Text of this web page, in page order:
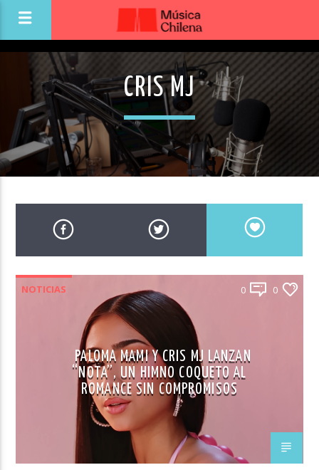
CRIS MJ
NOTICIAS 0 0
PALOMA MAMI Y CRIS MJ LANZAN
“NOTA”, UN HIMNO COQUETO AL
ROMANCE SIN COMPROMISOS